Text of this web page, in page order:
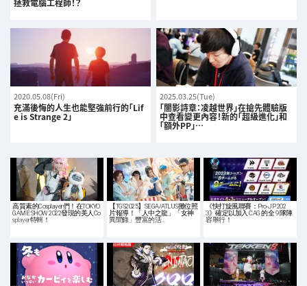
拯救電腦工程師！？
2020.05.08(Fri)
充滿後悔的人生也能堅強前行的「Lif
e is Strange 2」
2025.03.25(Tue)
「闇影詩章：凌越世界」在搶先體驗版
中查看變更內容！新的「超級進化」和
「額外PP」…
高質素的Cosplayer們！在TOKYO
GAME SHOW 2022發現的美人Co
splayer特輯！
【TGS2025】SEGA/ATLUS攤位照
片報導！「人中之龍」「女神
異聞錄」豐富的活…
《快打旋風聯賽：Pro-JP 202
3》確定以加入 CAG 的全 9 隊陣
容舉行！